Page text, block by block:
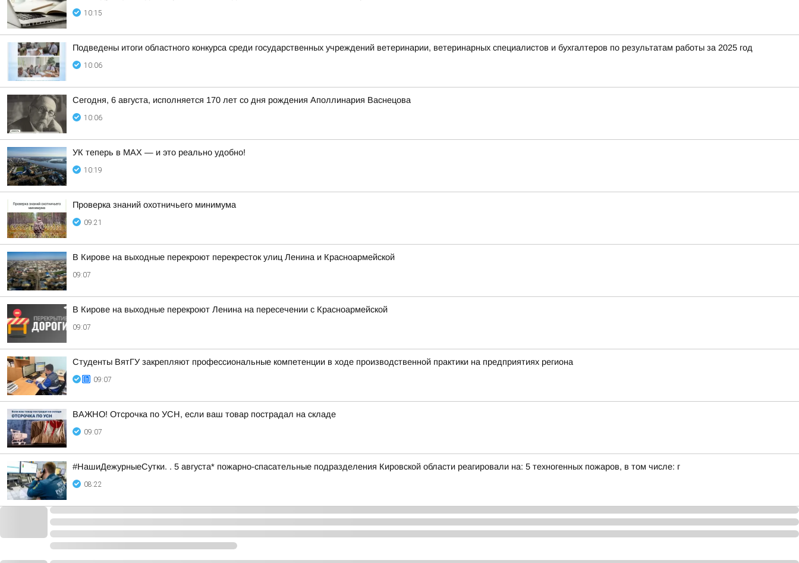
10:15
Подведены итоги областного конкурса среди государственных учреждений ветеринарии, ветеринарных специалистов и бухгалтеров по результатам работы за 2025 год
10:06
Сегодня, 6 августа, исполняется 170 лет со дня рождения Аполлинария Васнецова
10:06
УК теперь в МАХ — и это реально удобно!
10:19
Проверка знаний охотничьего минимума
09:21
В Кирове на выходные перекроют перекресток улиц Ленина и Красноармейской
09:07
В Кирове на выходные перекроют Ленина на пересечении с Красноармейской
09:07
Студенты ВятГУ закрепляют профессиональные компетенции в ходе производственной практики на предприятиях региона
09:07
ВАЖНО! Отсрочка по УСН, если ваш товар пострадал на складе
09:07
#НашиДежурныеСутки. . 5 августа* пожарно-спасательные подразделения Кировской области реагировали на: 5 техногенных пожаров, в том числе: г
08:22